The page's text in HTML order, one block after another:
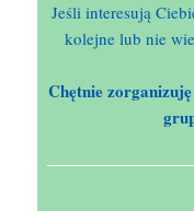
Jeśli interesują
kolejne lub nie
Chętnie